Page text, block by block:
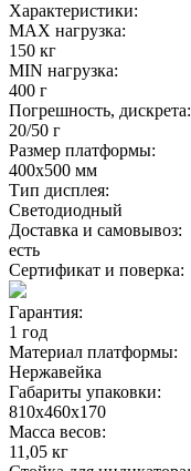
Характеристики:
MAX нагрузка:
150 кг
MIN нагрузка:
400 г
Погрешность, дискрета:
20/50 г
Размер платформы:
400х500 мм
Тип дисплея:
Светодиодный
Доставка и самовывоз:
есть
Сертификат и поверка:
Гарантия:
1 год
Материал платформы:
Нержавейка
Габариты упаковки:
810х460х170
Масса весов:
11,05 кг